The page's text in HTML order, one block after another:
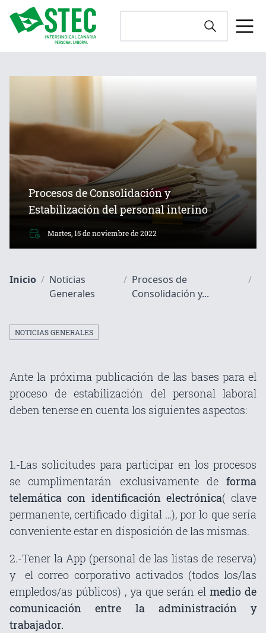
Procesos de Consolidación y
Estabilización del personal interino
Martes, 15 de noviembre de 2022
Inicio / Noticias
Generales
/ Procesos de
Consolidación y...
/
NOTICIAS GENERALES
Ante la próxima publicación de las bases para el
proceso de estabilización del personal laboral
deben tenerse en cuenta los siguientes aspectos:
1.-Las solicitudes para participar en los procesos
se cumplimentarán exclusivamente de forma
telemática con identificación electrónica( clave
permanente, certificado digital …), por lo que sería
conveniente estar en disposición de las mismas.
2.-Tener la App (personal de las listas de reserva)
y el correo corporativo activados (todos los/las
empledos/as públicos) , ya que serán elmedio de
comunicación entre la administración y
trabajador.